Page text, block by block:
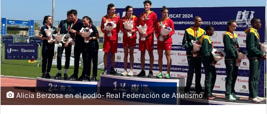
Alicia Berzosa en el podio- Real Federación de Atletismo